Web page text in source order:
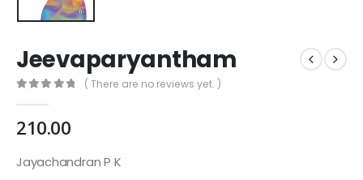
Jeevaparyantham
( There are no reviews yet. )
210.00
Jayachandran P K